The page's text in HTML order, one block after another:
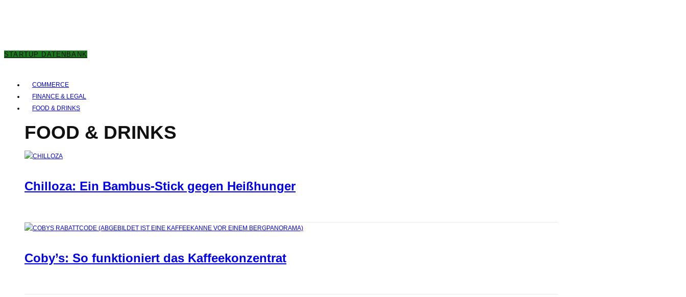
STARTUP DATENBANK
COMMERCE
FINANCE & LEGAL
FOOD & DRINKS
FOOD & DRINKS
Chilloza: Ein Bambus-Stick gegen Heißhunger
Coby’s: So funktioniert das Kaffeekonzentrat